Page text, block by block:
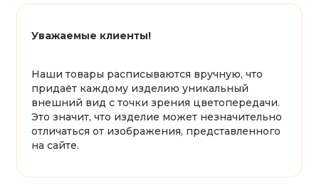
Уважаемые клиенты!
Наши товары расписываются вручную, что
придаёт каждому изделию уникальный
внешний вид с точки зрения цветопередачи.
Это значит, что изделие может незначительно
отличаться от изображения, представленного
на сайте.